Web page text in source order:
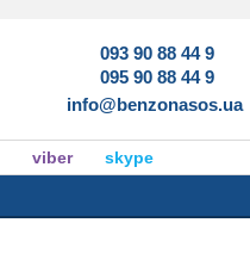
093 90 88 44 9
095 90 88 44 9
info@benzonasos.ua
viber
skype